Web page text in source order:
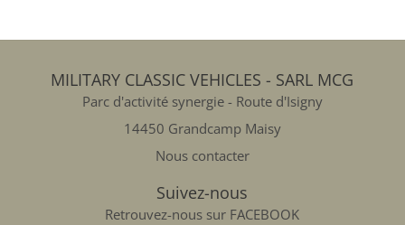
MILITARY CLASSIC VEHICLES - SARL MCG
Parc d'activité synergie - Route d'Isigny
14450 Grandcamp Maisy
Nous contacter
Suivez-nous
Retrouvez-nous sur FACEBOOK